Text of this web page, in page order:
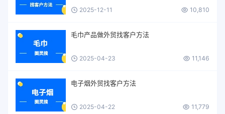
2025-12-11 10,810
毛巾产品做外贸找客户方法
2025-04-23 11,146
电子烟外贸找客户方法
2025-04-22 11,779